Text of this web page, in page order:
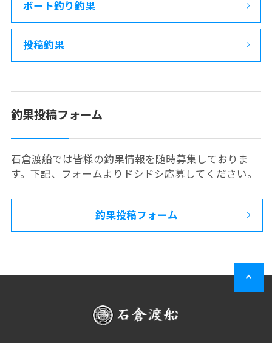
ボート釣り釣果
投稿釣果
釣果投稿フォーム
石倉渡船では皆様の釣果情報を随時募集しておりま
す。下記、フォームよりドシドシ応募してください。
釣果投稿フォーム